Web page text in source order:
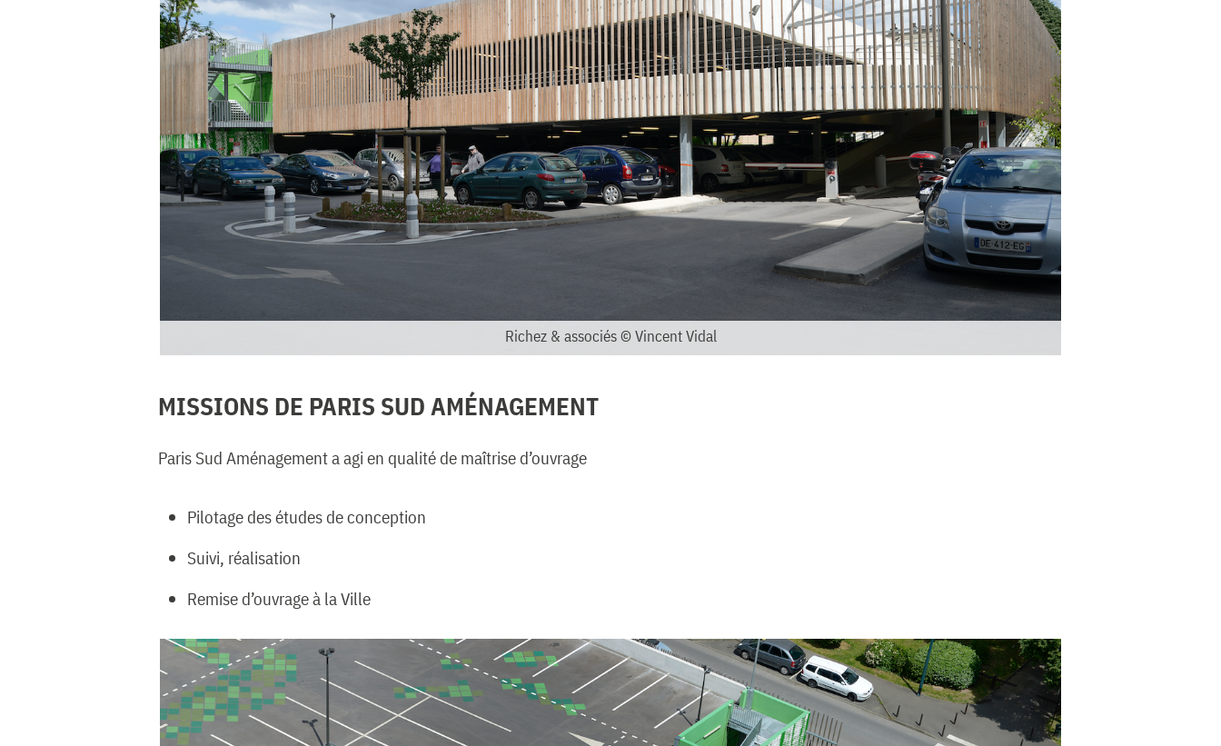
Richez & associés © Vincent Vidal
MISSIONS DE PARIS SUD AMÉNAGEMENT
Paris Sud Aménagement a agi en qualité de maîtrise d’ouvrage
Pilotage des études de conception
Suivi, réalisation
Remise d’ouvrage à la Ville